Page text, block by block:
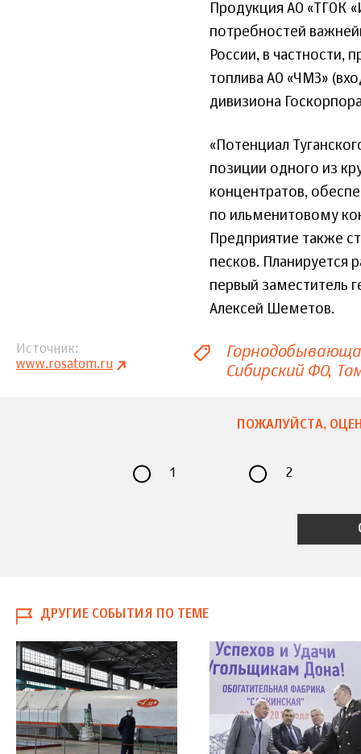
Продукция АО «ТГОК
потребностей
России, в частности,
топлива АО «ЧМЗ»
дивизиона
«Потенциал
позиции одного из
концентратов,
по ильменитовому
Предприятие также
песков. Планируется
первый заместитель
Алексей Шеметов.
Источник
www.rosatom.ru
Сибирский ФО
ПОЖАЛУЙСТА,
1 2
ДРУГИЕ СОБЫТИЯ ПО ТЕМЕ